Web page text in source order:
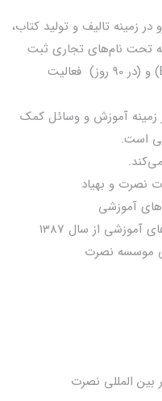
زمینه تالیف و تولید کتاب،
تحت نام‌های تجاری ثبت
شده (نصرت Nosrat) و (بهیاد Behyad) و (در 90 روز) فعالیت
زمینه آموزش و وسائل کمک
است.
نصرت و بهیاد
آموزشی
از سال 1387
موسسه نصرت
بین المللی نصرت